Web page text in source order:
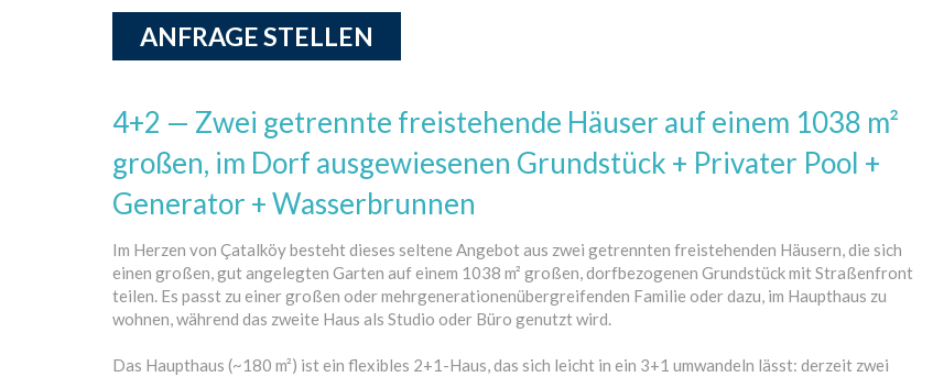
ANFRAGE STELLEN
4+2 — Zwei getrennte freistehende Häuser auf einem 1038 m²
großen, im Dorf ausgewiesenen Grundstück + Privater Pool +
Generator + Wasserbrunnen
Im Herzen von Çatalköy besteht dieses seltene Angebot aus zwei getrennten freistehenden Häusern, die sich
einen großen, gut angelegten Garten auf einem 1038 m² großen, dorfbezogenen Grundstück mit Straßenfront
teilen. Es passt zu einer großen oder mehrgenerationenübergreifenden Familie oder dazu, im Haupthaus zu
wohnen, während das zweite Haus als Studio oder Büro genutzt wird.
Das Haupthaus (~180 m²) ist ein flexibles 2+1-Haus, das sich leicht in ein 3+1 umwandeln lässt: derzeit zwei